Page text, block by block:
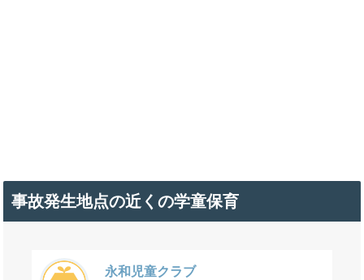
事故発生地点の近くの学童保育
永和児童クラブ